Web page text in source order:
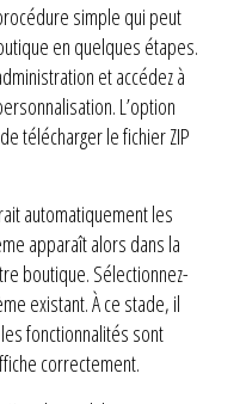
simple qui peut
en quelques étapes.
et accédez à
L’option
télécharger le fichier ZIP
automatiquement les
apparaît alors dans la
boutique. Sélectionnez-
existant. À ce stade, il
fonctionnalités sont
correctement.